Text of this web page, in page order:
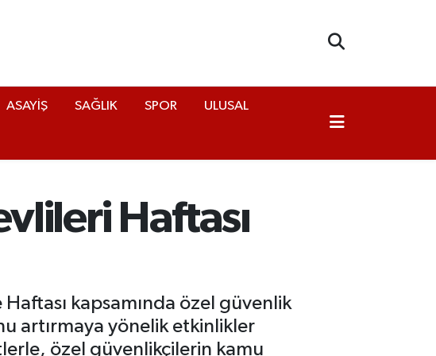
ASAYİŞ SAĞLIK SPOR ULUSAL
Haftası
kapsamında özel güvenlik
artırmaya yönelik etkinlikler
özel güvenlikçilerin kamu